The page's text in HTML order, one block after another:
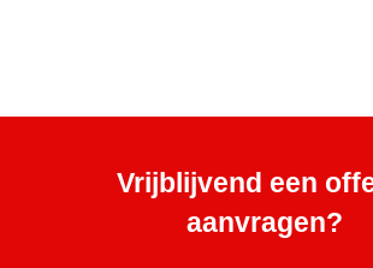
Vrijblijvend een
aanvragen?